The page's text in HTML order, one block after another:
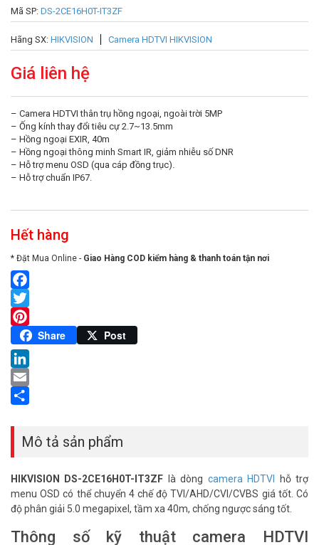
Mã SP: DS-2CE16H0T-IT3ZF
Hãng SX: HIKVISION Camera HDTVI HIKVISION
Giá liên hệ
– Camera HDTVI thân trụ hồng ngoại, ngoài trời 5MP
– Ống kính thay đổi tiêu cự 2.7~13.5mm
– Hồng ngoại EXIR, 40m
– Hồng ngoại thông minh Smart IR, giảm nhiễu số DNR
– Hỗ trợ menu OSD (qua cáp đồng trục).
– Hỗ trợ chuẩn IP67.
Hết hàng
* Đặt Mua Online - Giao Hàng COD kiểm hàng & thanh toán tận nơi
Facebook
Twitter
Pinterest
Share Post
LinkedIn
Email
Mô tả sản phẩm
HIKVISION DS-2CE16H0T-IT3ZF là dòng camera HDTVI hỗ trợ
menu OSD có thể chuyển 4 chế độ TVI/AHD/CVI/CVBS giá tốt. Có
độ phân giải 5.0 megapixel, tầm xa 40m, chống ngược sáng tốt.
Thông số kỹ thuật camera HDTVI